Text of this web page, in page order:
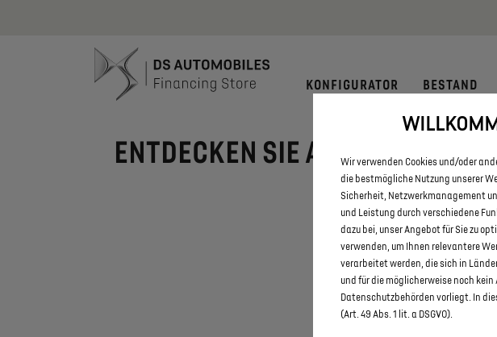
KONFIGURATOR BESTAND
ENTDECKEN SIE ALLE DS 3 UND
Wir verwenden Cookies und/oder
die bestmögliche Nutzung unserer
Sicherheit, Netzwerkmanagement
und Leistung durch verschiedene
dazu bei, unser Angebot für Sie zu
verwenden, um Ihnen relevantere
verarbeitet werden, die sich in
und für die möglicherweise noch
Datenschutzbehörden vorliegt. In
(Art. 49 Abs. 1 lit. a DSGVO).